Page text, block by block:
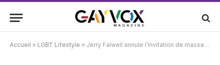
Accueil » LGBT Lifestyle » Jerry Falwell annule l’invitation de masse à une «vraie fête de remise des diplômes» pour les étudiants de Liberty U chez lui / Nation LGBTQ